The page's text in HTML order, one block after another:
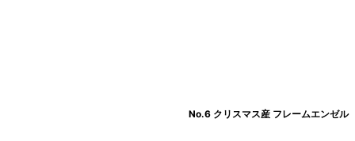
No.6 クリスマス産 フレームエンゼル